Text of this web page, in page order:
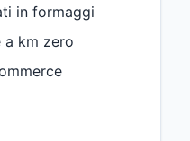
in formaggi
km zero